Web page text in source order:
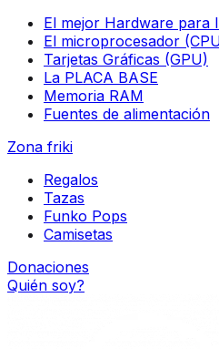
El mejor Hardware para
El microprocesador
Tarjetas Gráficas (GPU)
La PLACA BASE
Memoria RAM
Fuentes de alimentación
Zona friki
Regalos
Tazas
Funko Pops
Camisetas
Donaciones
Quién soy?